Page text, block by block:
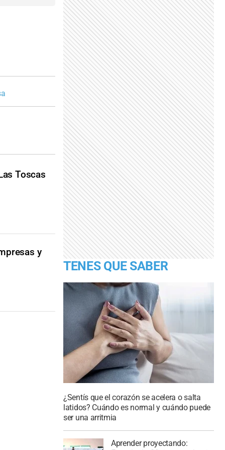
Toscas
y
TENES QUE SABER
¿Sentís que el corazón se acelera o salta
latidos? Cuándo es normal y cuándo puede
ser una arritmia
Aprender proyectando: